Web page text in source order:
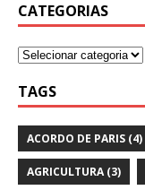
CATEGORIAS
TAGS
ACORDO DE PARIS (4)
AGRICULTURA(3)